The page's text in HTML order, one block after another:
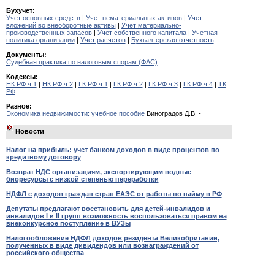
Бухучет:
Учет основных средств| Учет нематериальных активов| Учет
вложений во внеоборотные активы| Учет материально-
производственных запасов| Учет собственного капитала| Учетная
политика организации| Учет расчетов| Бухгалтерская отчетность
Документы:
Судебная практика по налоговым спорам (ФАС)
Кодексы:
НК РФ ч.1 | НК РФ ч.2| ГК РФ ч.1 | ГК РФ ч.2| ГК РФ ч.3| ГК РФ ч.4| ТК
РФ
Разное:
Экономика недвижимости: учебное пособиеВиноградов Д.В| -
Новости
Налог на прибыль: учет банком доходов в виде процентов по
кредитному договору
Возврат НДС организациям, экспортирующим водные
биоресурсы с низкой степенью переработки
НДФЛ с доходов граждан стран ЕАЭС от работы по найму в РФ
Депутаты предлагают восстановить для детей-инвалидов и
инвалидов I и II групп возможность воспользоваться правом на
внеконкурсное поступление в ВУЗы
Налогообложение НДФЛ доходов резидента Великобритании,
полученных в виде дивидендов или вознаграждений от
российского общества